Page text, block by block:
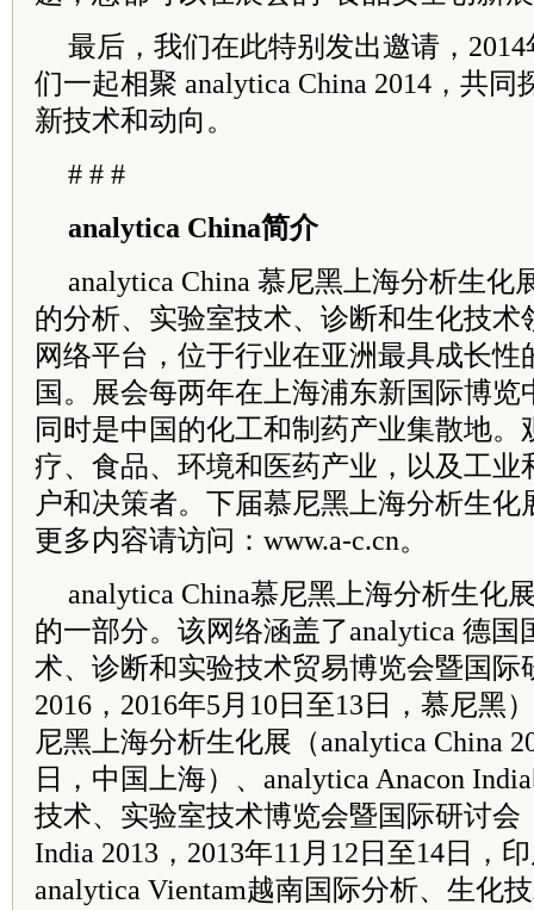
最后，我们在此特别发出邀请，2014
们一起相聚 analytica China 2014，共
新技术和动向。
# # #
analytica China简介
analytica China 慕尼黑上海分析生化
的分析、实验室技术、诊断和生化技术
网络平台，位于行业在亚洲最具成长
国。展会每两年在上海浦东新国际博览
同时是中国的化工和制药产业集散地。
疗、食品、环境和医药产业，以及工业
户和决策者。下届慕尼黑上海分析生化
更多内容请访问：www.a-c.cn。
analytica China慕尼黑上海分析生化
的一部分。该网络涵盖了analytica 德国
术、诊断和实验技术贸易博览会暨国际
2016，2016年5月10日至13日，慕尼黑
尼黑上海分析生化展（analytica China
日，中国上海）、analytica Anacon
技术、实验室技术博览会暨国际研讨会
India 2013，2013年11月12日至14日，
analytica Vientam越南国际分析、生化